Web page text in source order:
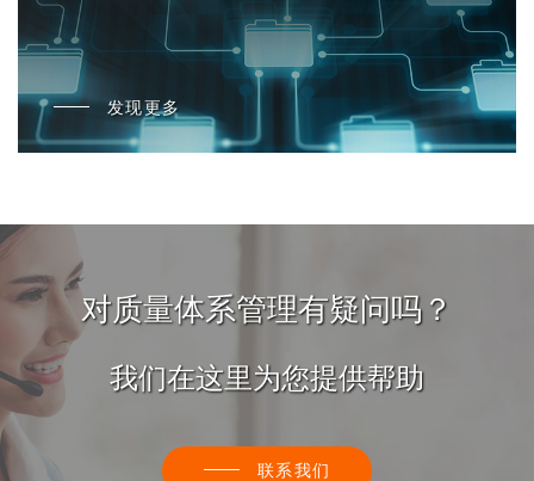
发现更多
对质量体系管理有疑问吗？
我们在这里为您提供帮助
联系我们